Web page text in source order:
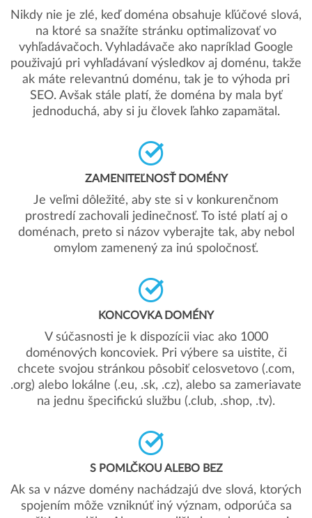
Nikdy nie je zlé, keď doména obsahuje kľúčové slová,
na ktoré sa snažíte stránku optimalizovať vo
vyhľadávačoch. Vyhladávače ako napríklad Google
použivajú pri vyhľadávaní výsledkov aj doménu, takže
ak máte relevantnú doménu, tak je to výhoda pri
SEO. Avšak stále platí, že doména by mala byť
jednoduchá, aby si ju človek ľahko zapamätal.
ZAMENITEĽNOSŤ DOMÉNY
Je veľmi dôležité, aby ste si v konkurenčnom
prostredí zachovali jedinečnosť. To isté platí aj o
doménach, preto si názov vyberajte tak, aby nebol
omylom zamenený za inú spoločnosť.
KONCOVKA DOMÉNY
V súčasnosti je k dispozícii viac ako 1000
doménových koncoviek. Pri výbere sa uistite, či
chcete svojou stránkou pôsobiť celosvetovo (.com,
.org) alebo lokálne (.eu, .sk, .cz), alebo sa zameriavate
na jednu špecifickú službu (.club, .shop, .tv).
S POMLČKOU ALEBO BEZ
Ak sa v názve domény nachádzajú dve slová, ktorých
spojením môže vzniknúť iný význam, odporúča sa